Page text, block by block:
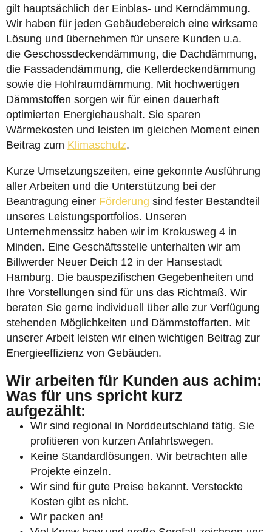
gilt hauptsächlich der Einblas- und Kerndämmung.
Wir haben für jeden Gebäudebereich eine wirksame
Lösung und übernehmen für unsere Kunden u.a.
die Geschossdeckendämmung, die Dachdämmung,
die Fassadendämmung, die Kellerdeckendämmung
sowie die Hohlraumdämmung. Mit hochwertigen
Dämmstoffen sorgen wir für einen dauerhaft
optimierten Energiehaushalt. Sie sparen
Wärmekosten und leisten im gleichen Moment einen
Beitrag zum Klimaschutz.
Kurze Umsetzungszeiten, eine gekonnte Ausführung
aller Arbeiten und die Unterstützung bei der
Beantragung einer Förderung sind fester Bestandteil
unseres Leistungsportfolios. Unseren
Unternehmenssitz haben wir im Krokusweg 4 in
Minden. Eine Geschäftsstelle unterhalten wir am
Billwerder Neuer Deich 12 in der Hansestadt
Hamburg. Die bauspezifischen Gegebenheiten und
Ihre Vorstellungen sind für uns das Richtmaß. Wir
beraten Sie gerne individuell über alle zur Verfügung
stehenden Möglichkeiten und Dämmstoffarten. Mit
unserer Arbeit leisten wir einen wichtigen Beitrag zur
Energieeffizienz von Gebäuden.
Wir arbeiten für Kunden aus achim:
Was für uns spricht kurz
aufgezählt:
Wir sind regional in Norddeutschland tätig. Sie
profitieren von kurzen Anfahrtswegen.
Keine Standardlösungen. Wir betrachten alle
Projekte einzeln.
Wir sind für gute Preise bekannt. Versteckte
Kosten gibt es nicht.
Wir packen an!